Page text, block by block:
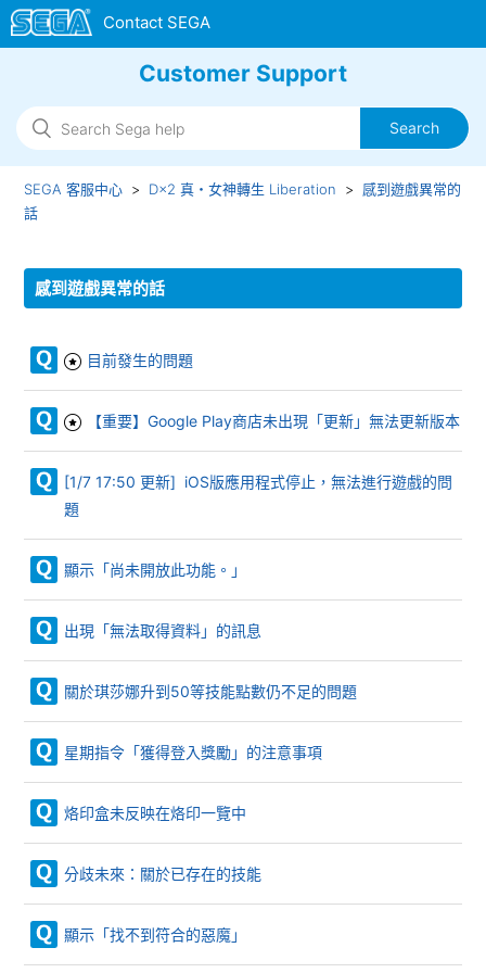
Customer Support
SEGA 客服中心 D×2 真・女神轉生 Liberation
感到遊戲異常的
話
感到遊戲異常的話
目前發生的問題
【重要】Google Play商店未出現「更新」無法更新版本
[1/7 17:50 更新] iOS版應用程式停止，無法進行遊戲的問
題
顯示「尚未開放此功能。」
出現「無法取得資料」的訊息
關於琪莎娜升到50等技能點數仍不足的問題
星期指令「獲得登入獎勵」的注意事項
烙印盒未反映在烙印一覽中
分歧未來：關於已存在的技能
顯示「找不到符合的惡魔」